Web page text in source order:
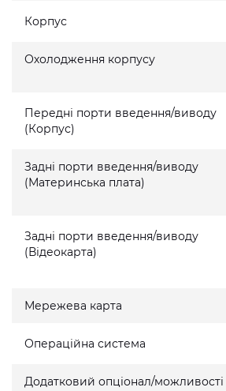
Корпус
Охолодження корпусу
Передні порти введення/виводу
(Корпус)
Задні порти введення/виводу
(Материнська плата)
Задні порти введення/виводу
(Відеокарта)
Мережева карта
Операційна система
Додатковий опціонал/можливості